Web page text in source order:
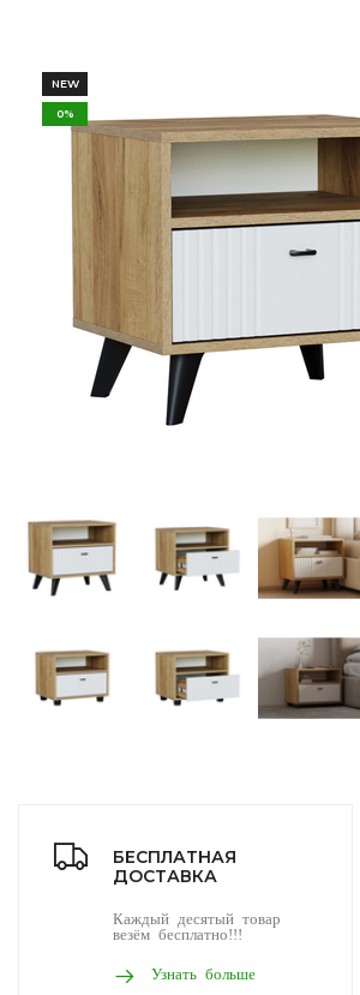
NEW
0%
БЕСПЛАТНАЯ
ДОСТАВКА
Каждый десятый товар
везём бесплатно!!!
Узнать больше